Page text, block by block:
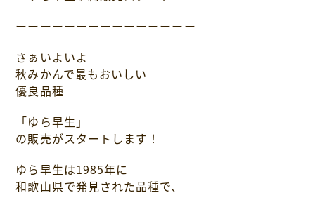
ーーーーーーーーーーーーーーー
さぁいよいよ
秋みかんで最もおいしい
優良品種
「ゆら早生」
の販売がスタートします！
ゆら早生は1985年に
和歌山県で発見された品種で、